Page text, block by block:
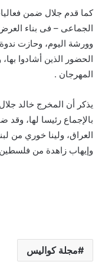
كما قدم جلال ضمن
الجماعى – فى بناء
وورشة اليوم، وحازت
الحضور الذين أشادوا
المهرجان .
يذكر أن المخرج خالد
بالإجماع رئيسا لها،
العراق، ولينا خوري من
وإيهاب زاهدة من
مجلة كواليس